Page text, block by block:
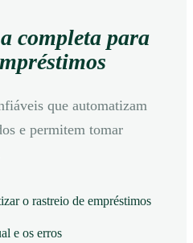
completa para
que automatizam
e permitem tomar
o rastreio de empréstimos
e os erros